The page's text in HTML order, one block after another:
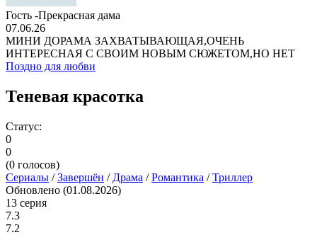
Гость -Прекрасная дама
07.06.26
МИНИ ДОРАМА ЗАХВАТЫВАЮЩАЯ,ОЧЕНЬ
ИНТЕРЕСНАЯ С СВОИМ НОВЫМ СЮЖЕТОМ,НО НЕТ
Поздно для любви
Теневая красотка
Статус:
0
0
(0 голосов)
Сериалы /Завершён / Драма /Романтика /Триллер
Обновлено (01.08.2026)
13 серия
7.3
7.2